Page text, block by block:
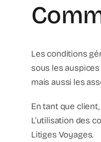
Les conditions
sous les
mais aussi les
En tant que
L’utilisation des
Litiges Voyages.